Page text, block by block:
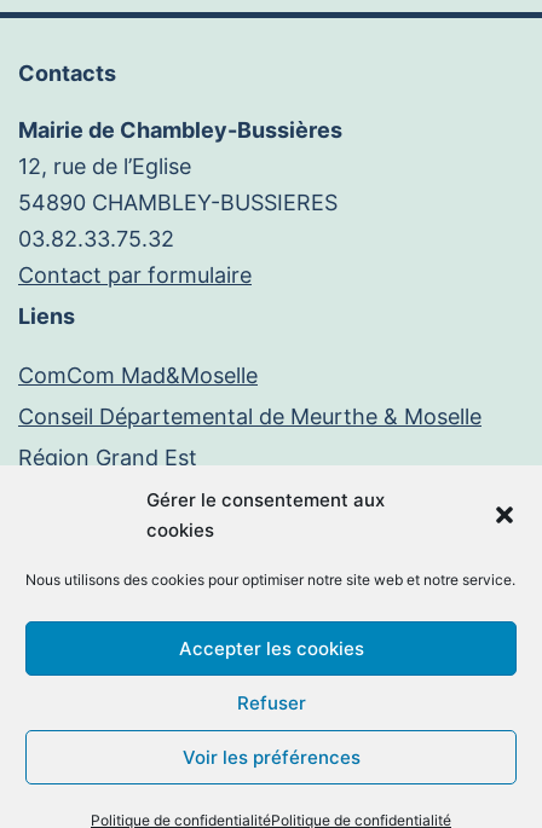
Gérer le consentement aux
cookies
Nous utilisons des cookies pour optimiser notre site web et notre service.
Accepter les cookies
Refuser
Voir les préférences
Politique de confidentialitéPolitique de confidentialité
Contacts
Mairie de Chambley-Bussières
12, rue de l’Eglise
54890 CHAMBLEY-BUSSIERES
03.82.33.75.32
Contact par formulaire
Liens
ComCom Mad&Moselle
Conseil Départemental de Meurthe & Moselle
Région Grand Est
Paiement en ligne
Mentions légales Politique de confidentialité
Facebook
mail
Chambley-Bussières
MM Informatique